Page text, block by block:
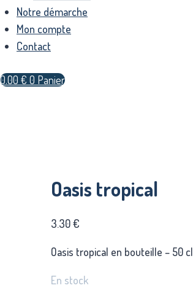
Notre démarche
Mon compte
Contact
0.00 € 0 Panier
Oasis tropical
3.30€
Oasis tropical en bouteille – 50 cl
En stock